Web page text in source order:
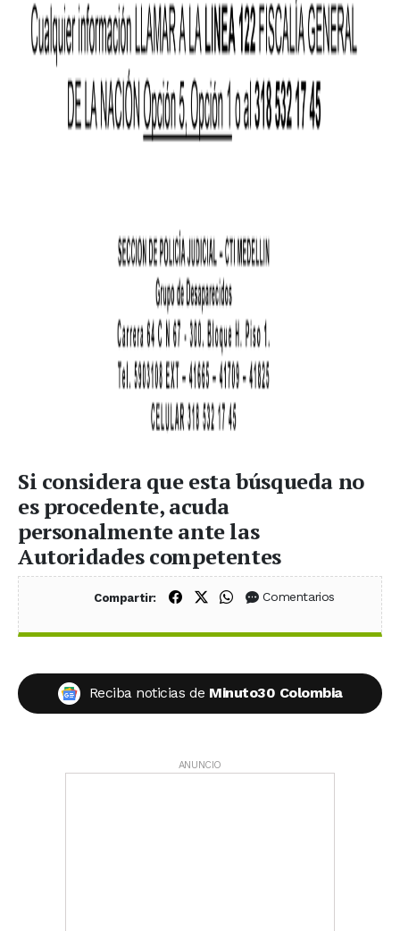
Si considera que esta búsqueda no
es procedente, acuda
personalmente ante las
Autoridades competentes
Compartir: Compartir en Facebook
Compartir en X (Twitter)
Compartir en WhatsApp
Comentarios
Reciba noticias de Minuto30 Colombia
ANUNCIO